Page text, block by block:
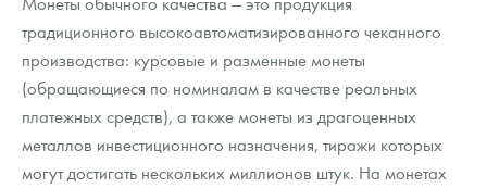
традиционного высокоавтоматизированного чеканного
производства: курсовые и разменные монеты
(обращающиеся по номиналам в качестве реальных
платежных средств), а также монеты из драгоценных
металлов инвестиционного назначения, тиражи которых
могут достигать нескольких миллионов штук. На монетах